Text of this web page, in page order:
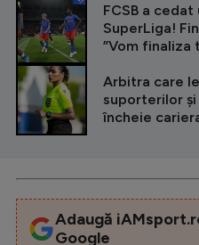
FCSB a
SuperLiga!
”Vom finaliza
Arbitra care
suporterilor
încheie
Adaugă
Google